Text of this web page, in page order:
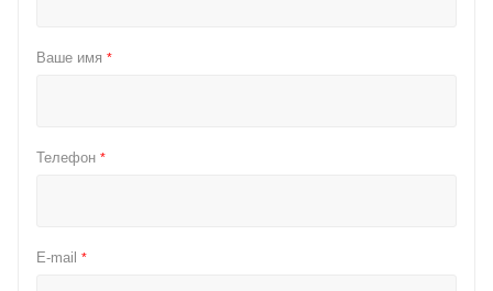
Ваше имя *
Телефон *
E-mail *